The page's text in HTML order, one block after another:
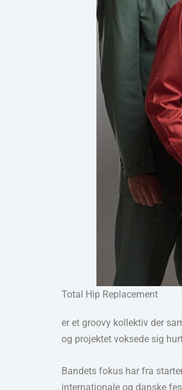
Total Hip Replacement
er et groovy kollektiv der
og projektet voksede sig
Bandets fokus har fra
internationale og danske